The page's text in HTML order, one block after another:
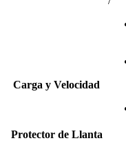
Carga y Velocidad
Protector de Llanta